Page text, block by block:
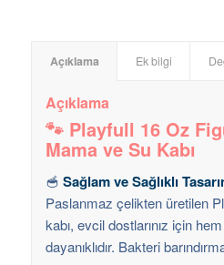
Açıklama Ek bilgi
Açıklama
🐾 Playfull 16 Oz
Mama ve Su Kabı
🥣 Sağlam ve Sağlıklı
Paslanmaz çelikten üretilen
kabı, evcil dostlarınız için
dayanıklıdır. Bakteri